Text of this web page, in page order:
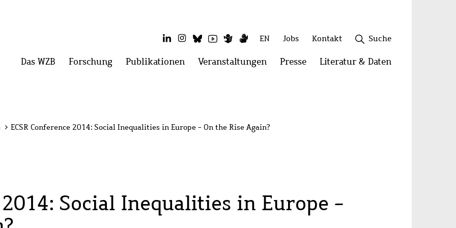
LinkedInInstagram
BlueskyYoutubeLeichte
Sprache
Gebärdensprache
EN
Sekundäres
Menü
Jobs Kontakt Suche
Hauptmenü
Das WZB Menü
Forschung Menü
Publikationen Menü
Veranstaltungen Menü
Presse Menü
Literatur & Daten
> ECSR Conference 2014: Social Inequalities in Europe - On the Rise Again?
2014: Social Inequalities in Europe -